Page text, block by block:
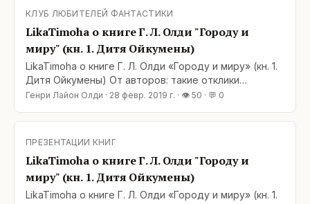
в печать самой новой книги из масштабного цикла
Генри Лайона Олди
КЛУБ ЛЮБИТЕЛЕЙ ФАНТАСТИКИ
LikaTimoha о книге Г. Л. Олди "Городу и
миру" (кн. 1. Дитя Ойкумены)
LikaTimoha о книге Г. Л. Олди «Городу и миру» (кн. 1.
Дитя Ойкумены) От авторов: такие отклики
особенно дороги суровым писательским сердцам.
когда проснулись её телепатические способности.
своим даром, прийти в согласие с собой, а после и
с целым миром.
Генри Лайон Олди · 28 февр. 2019 г. · 👁 50 · 💬 0
ПРЕЗЕНТАЦИИ КНИГ
LikaTimoha о книге Г. Л. Олди "Городу и
миру" (кн. 1. Дитя Ойкумены)
LikaTimoha о книге Г. Л. Олди «Городу и миру» (кн. 1.